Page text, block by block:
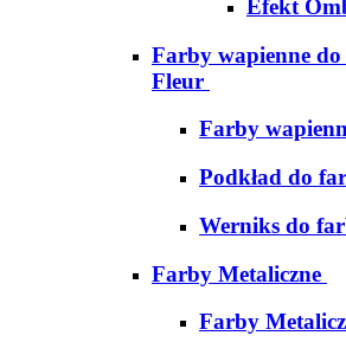
Efekt
Farby wapienne do
Fleur
Farby
Podkład do
Werniks do
Farby Metaliczne
Farby